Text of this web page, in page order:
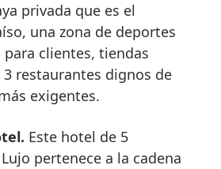
privada que es el
una zona de deportes
clientes, tiendas
restaurantes dignos de
exigentes.
Este hotel de 5
pertenece a la cadena